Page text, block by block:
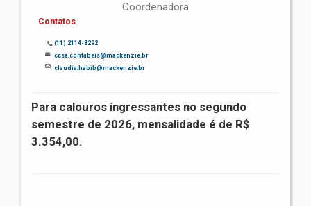
Coordenadora
Contatos
(11) 2114-8292
ccsa.contabeis@mackenzie.br
claudia.habib@mackenzie.br
Para calouros ingressantes no segundo
semestre de 2026, mensalidade é de R$
3.354,00.